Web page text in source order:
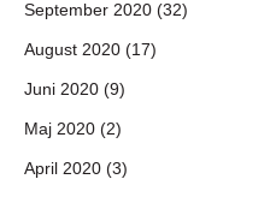
September 2020 (32)
August 2020 (17)
Juni 2020 (9)
Maj 2020 (2)
April 2020 (3)